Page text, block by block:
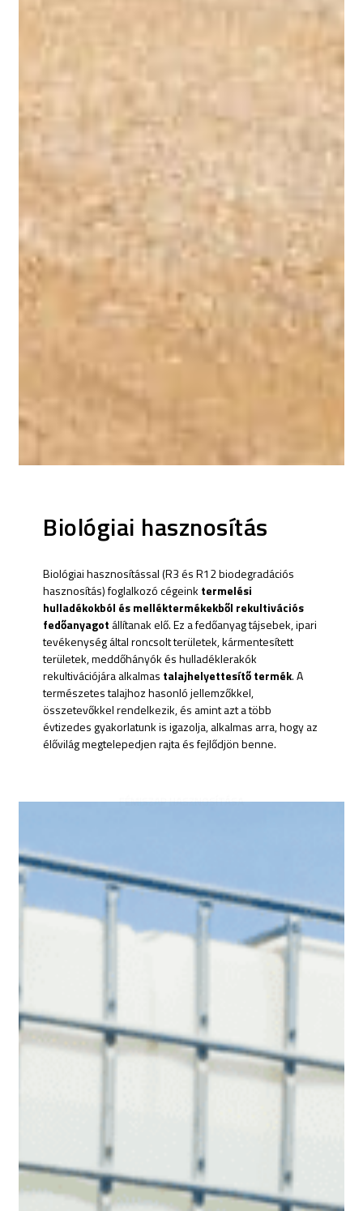
Biológiai hasznosítás
Biológiai hasznosítással (R3 és R12 biodegradációs
hasznosítás) foglalkozó cégeink termelési
hulladékokból és melléktermékekből rekultivációs
fedőanyagot állítanak elő. Ez a fedőanyag tájsebek, ipari
tevékenység által roncsolt területek, kármentesített
területek, meddőhányók és hulladéklerakók
rekultivációjára alkalmas talajhelyettesítő termék. A
természetes talajhoz hasonló jellemzőkkel,
összetevőkkel rendelkezik, és amint azt a több
évtizedes gyakorlatunk is igazolja, alkalmas arra, hogy az
élővilág megtelepedjen rajta és fejlődjön benne.
FÉMISZAP HASZNOSÍTÁSA